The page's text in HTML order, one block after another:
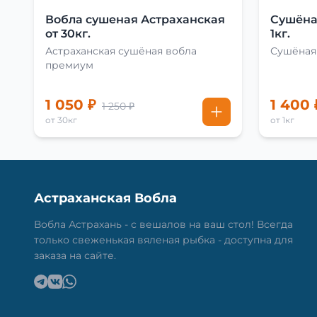
Вобла сушеная Астраханская
от 30кг.
Астраханская сушёная вобла
премиум
1 050 ₽ 1 250 ₽
от 30кг
1кг.
Сушёная
1 400
от 1кг
Астраханская Вобла
Вобла Астрахань - с вешалов на ваш стол! Всегда
только свеженькая вяленая рыбка - доступна для
заказа на сайте.